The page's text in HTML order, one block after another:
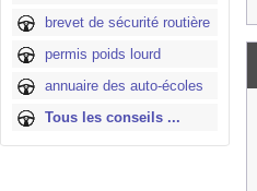
brevet de sécurité routière
permis poids lourd
annuaire des auto-écoles
Tous les conseils ...